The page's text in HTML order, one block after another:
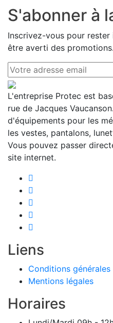
S'abonner à
Inscrivez-vous pour
être averti des promotions.
L'entreprise Protec est
rue de Jacques
d'équipements pour les
les vestes, pantalons,
Vous pouvez passer
site internet.
Liens
Conditions
Mentions légales
Horaires